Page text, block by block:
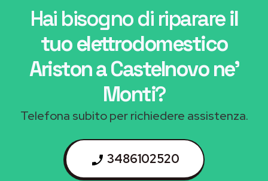
Hai bisogno di riparareil
tuo elettrodomestico
Ariston a Castelnovo ne'
Monti?
Telefona subito per richiedere assistenza.
3486102520